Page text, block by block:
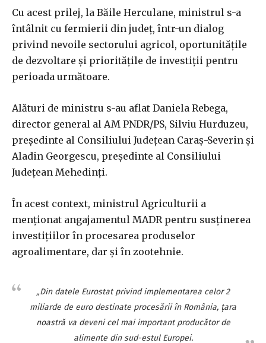
Cu acest prilej, la Băile Herculane, ministrul s-a
întâlnit cu fermierii din judeţ, într-un dialog
privind nevoile sectorului agricol, oportunităţile
de dezvoltare şi priorităţile de investiţii pentru
perioada următoare.
Alături de ministru s-au aflat Daniela Rebega,
director general al AM PNDR/PS, Silviu Hurduzeu,
preşedinte al Consiliului Judeţean Caraş-Severin şi
Aladin Georgescu, preşedinte al Consiliului
Judeţean Mehedinţi.
În acest context, ministrul Agriculturii a
menționat angajamentul MADR pentru susţinerea
investiţiilor în procesarea produselor
agroalimentare, dar şi în zootehnie.
„Din datele Eurostat privind implementarea celor 2
miliarde de euro destinate procesării în România, ţara
noastră va deveni cel mai important producător de
alimente din sud-estul Europei.